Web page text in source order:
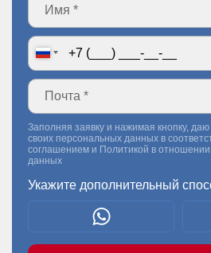
Заполняя заявку и нажимая кнопку,
своих персональных данных в
соглашением и Политикой в
данных
Укажите дополнительный